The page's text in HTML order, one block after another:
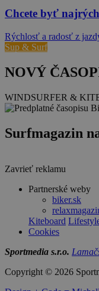
Chcete byť
Rýchlosť a radosť z
Sup & Surf
NOVÝ
WINDSURFER &
Surfmagazin
Zavrieť reklamu
Partnerské weby
biker.sk
Kiteboard
Cookies
Sportmedia s.r.o.
Copyright © 2026